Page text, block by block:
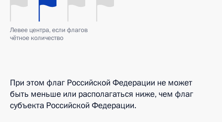
Левее центра, если флагов
чётное количество
При этом флаг Российской Федерации не может
быть меньше или располагаться ниже, чем флаг
субъекта Российской Федерации.